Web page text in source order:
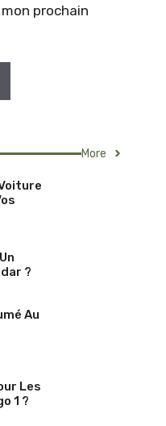
prochain
More
?
Au
Les
1 ?